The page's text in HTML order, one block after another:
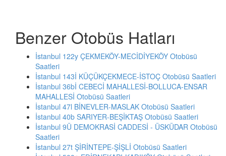
Benzer Otobüs Hatları
İstanbul 122y ÇEKMEKÖY-MECİDİYEKÖY Otobüsü
Saatleri
İstanbul 143İ KÜÇÜKÇEKMECE-İSTOÇ Otobüsü Saatleri
İstanbul 36bİ CEBECİ MAHALLESİ-BOLLUCA-ENSAR
MAHALLESİ Otobüsü Saatleri
İstanbul 47l BİNEVLER-MASLAK Otobüsü Saatleri
İstanbul 40b SARIYER-BEŞİKTAŞ Otobüsü Saatleri
İstanbul 9Ü DEMOKRASİ CADDESİ - ÜSKÜDAR Otobüsü
Saatleri
İstanbul 27t ŞİRİNTEPE-ŞİŞLİ Otobüsü Saatleri